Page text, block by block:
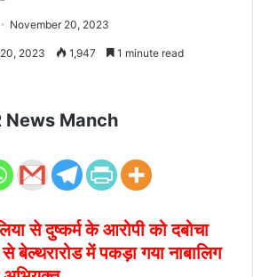
November 20, 2023
2023 1,947 1 minute read
News Manch
से दुष्कर्म के आरोपी को दबोचा
बेल्थरारोड में पकड़ा गया नाबालिग